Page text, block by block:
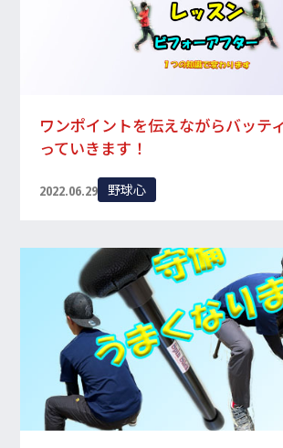
入会・体験レッスン
お申し込み受付中！
TEL/FAX079-820-
ワンポイントを伝えながらバッテ
っていきます！
2022.06.29 野球心